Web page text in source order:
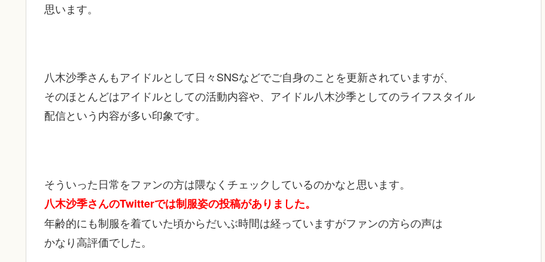
思います。
八木沙季さんもアイドルとして日々SNSなどでご自身のことを更新されていますが、
そのほとんどはアイドルとしての活動内容や、アイドル八木沙季としてのライフスタイル
配信という内容が多い印象です。
そういった日常をファンの方は隈なくチェックしているのかなと思います。
八木沙季さんのTwitterでは制服姿の投稿がありました。
年齢的にも制服を着ていた頃からだいぶ時間は経っていますがファンの方らの声は
かなり高評価でした。